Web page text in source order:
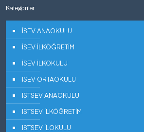
Kategoriler
İSEV ANAOKULU
İSEV İLKÖĞRETİM
İSEV İLKOKULU
İSEV ORTAOKULU
ISTSEV ANAOKULU
ISTSEV İLKÖĞRETİM
ISTSEV İLOKULU